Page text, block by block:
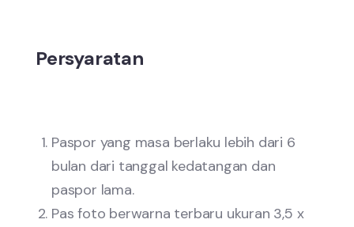
Persyaratan
Paspor yang masa berlaku lebih dari 6
bulan dari tanggal kedatangan dan
paspor lama.
Pas foto berwarna terbaru ukuran 3,5 x